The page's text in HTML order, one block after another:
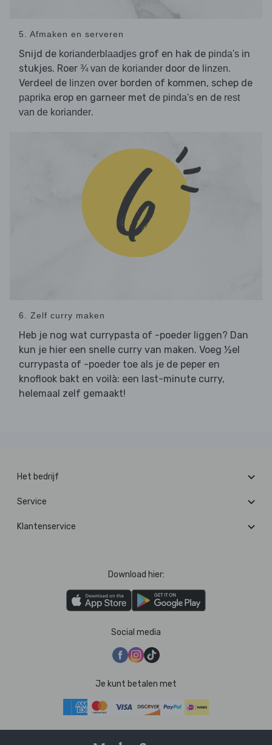
5. Afmaken en serveren
Snijd de korianderblaadjes grof en hak de pinda's in
stukjes. Roer ¾ van de koriander door de linzen.
Verdeel de linzen over borden of kommen, schep de
paprika erop en garneer met de pinda's en de rest
van de koriander.
6. Zelf curry maken
Heb je nog wat currypasta of -poeder liggen? Dan
kun je hier een snelle curry van maken. Voeg ½el
currypasta of -poeder toe als je de peper en
knoflook bakt en voilà: een last-minute curry,
helemaal zelf gemaakt!
Het bedrijf
Service
Klantenservice
Download hier:
Social media
Je kunt betalen met